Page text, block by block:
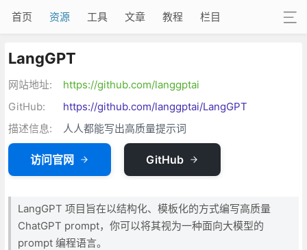
首页 资源 工具 文章 教程 栏目
LangGPT
网站地址:
https://github.com/langgptai
GitHub:
https://github.com/langgptai/LangGPT
描述信息:
人人都能写出高质量提示词
访问官网 GitHub
LangGPT 项目旨在以结构化、模板化的方式编写高质量
ChatGPT prompt，你可以将其视为一种面向大模型的
prompt 编程语言。